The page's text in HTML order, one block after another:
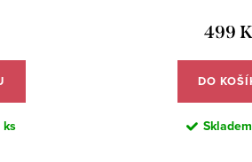
ks
499
DO
Skladem